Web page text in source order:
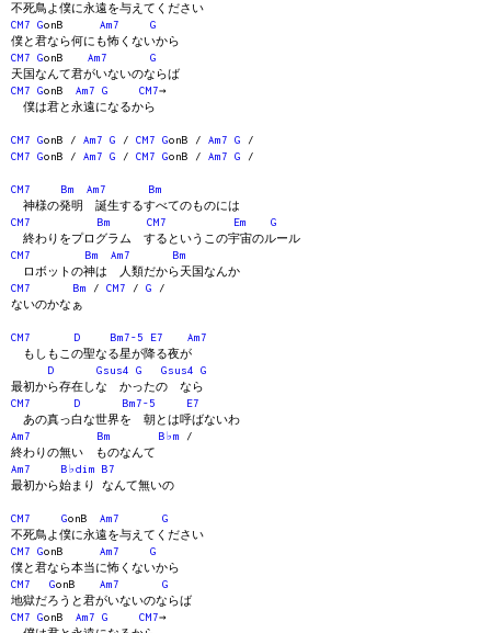
不死鳥よ僕に永遠を与えてください
CM7
GonB Am7
G
僕と君なら何にも怖くないから
CM7
GonB Am7
G
天国なんて君がいないのならば
CM7
GonB Am7 G CM7→
僕は君と永遠になるから
CM7 GonB / Am7 G / CM7 GonB / Am7 G /
CM7
GonB / Am7 G / CM7 GonB / Am7 G /
CM7 Bm Am7
Bm
神様の発明 誕生するすべてのものには
CM7
Bm CM7 Em
G
終わりをプログラム するというこの宇宙のルール
CM7
Bm Am7
Bm
ロボットの神は 人類だから天国なんか
CM7
Bm / CM7 / G /
ないのかなぁ
CM7 D Bm7-5 E7
Am7
もしもこの聖なる星が降る夜が
D
Gsus4 G Gsus4
G
最初から存在しな かったの なら
CM7
D Bm7-5
E7
あの真っ白な世界を 朝とは呼ばないわ
Am7
Bm B♭m /
終わりの無い ものなんて
Am7
B♭dim
B7
最初から始まり なんて無いの
CM7 GonB Am7
G
不死鳥よ僕に永遠を与えてください
CM7
GonB Am7
G
僕と君なら本当に怖くないから
CM7
GonB Am7
G
地獄だろうと君がいないのならば
CM7
GonB Am7 G CM7→